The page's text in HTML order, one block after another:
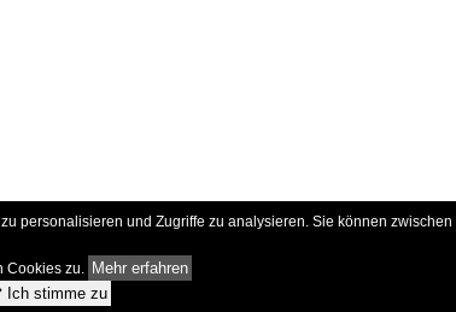
personalisieren und Zugriffe zu analysieren. Sie können
Cookies zu. Mehr erfahren
Ich stimme zu